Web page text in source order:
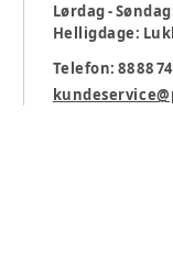
Lørdag -
Helligdage:
Telefon: 88 88